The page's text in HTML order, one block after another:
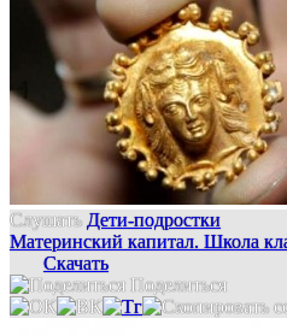
Слушать Дети-подростки
Материнский капитал. Школа
Скачать
Поделиться